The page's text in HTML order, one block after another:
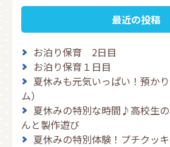
最近の投稿
お泊り保育 2日目
お泊り保育１日目
夏休みも元気いっぱい！預か
ム）
夏休みの特別な時間♪高校生
んと製作遊び
夏休みの特別体験！プチクッ